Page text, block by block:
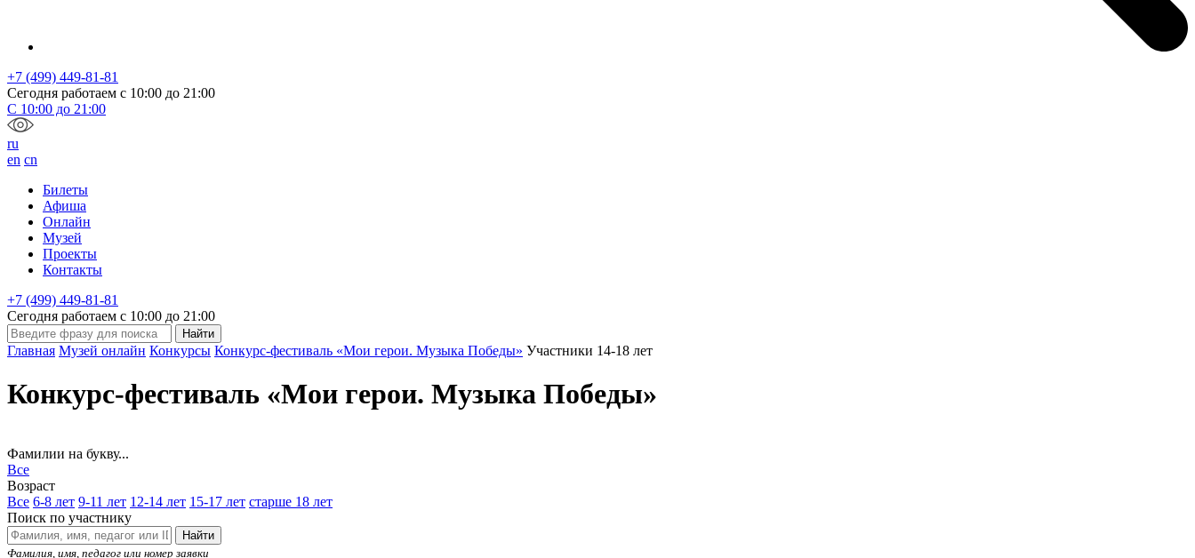
+7 (499) 449-81-81
Сегодня работаем с 10:00 до 21:00
С 10:00 до 21:00
ru
en cn
Билеты
Афиша
Онлайн
Музей
Проекты
Контакты
+7 (499) 449-81-81
Сегодня работаем с 10:00 до 21:00
Главная Музей онлайн Конкурсы Конкурс-фестиваль «Мои герои. Музыка Победы» Участники 14-18 лет
Конкурс-фестиваль «Мои герои. Музыка Победы»
Фамилии на букву...
Все
Возраст
Все 6-8 лет 9-11 лет 12-14 лет 15-17 лет старше 18 лет
Поиск по участнику
Найти
Фамилия, имя, педагог или номер заявки